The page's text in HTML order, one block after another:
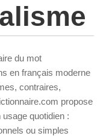
du mot
en français moderne
contraires,
propose
quotidien :
ou simples